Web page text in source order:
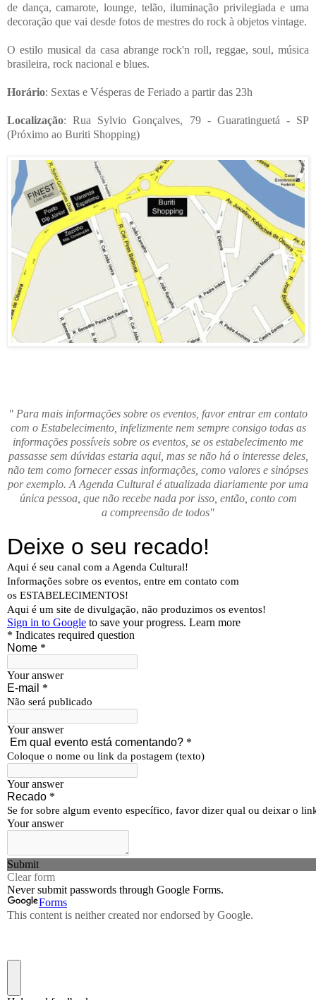
de dança, camarote, lounge, telão, iluminação privilegiada e uma
decoração que vai desde fotos de mestres do rock à objetos vintage.
O estilo musical da casa abrange rock'n roll, reggae, soul, música
brasileira, rock nacional e blues.
Horário: Sextas e Vésperas de Feriado a partir das 23h
Localização: Rua Sylvio Gonçalves, 79 - Guaratinguetá - SP
(Próximo ao Buriti Shopping)
" Para mais informações sobre os eventos, favor entrar em contato
com o Estabelecimento, infelizmente nem sempre consigo todas as
informações possíveis sobre os eventos, se os estabelecimento me
passasse sem dúvidas estaria aqui, mas se não há o interesse deles,
não tem como fornecer essas informações, como valores e sinópses
por exemplo. A Agenda Cultural é atualizada diariamente por uma
única pessoa, que não recebe nada por isso, então, conto com
a compreensão de todos"